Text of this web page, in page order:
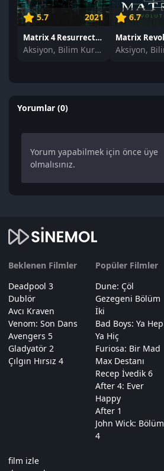
5.7 2021
Matrix 4 Resurrections izle
Aksiyon, Bilim Kurgu
6.7
Yorumlar (0)
Yorum yapabilmek için önce üye
olmalısınız.
Beklenen Filmler
Deadpool 3
Dublör
Avcı Kraven
Venom: Son Dans
Avengers 5
Gladyatör 2
Çılgın Hırsız 4
Popüler Filmler
Dune: Çöl
Gezegeni Bölüm
İki
Bad Boys: Ya Hep
Ya Hiç
Furiosa: Bir Mad
Max Destanı
Recep İvedik 6
After 4: Ever
Happy
After 1
John Wick: Bölüm
4
film izle